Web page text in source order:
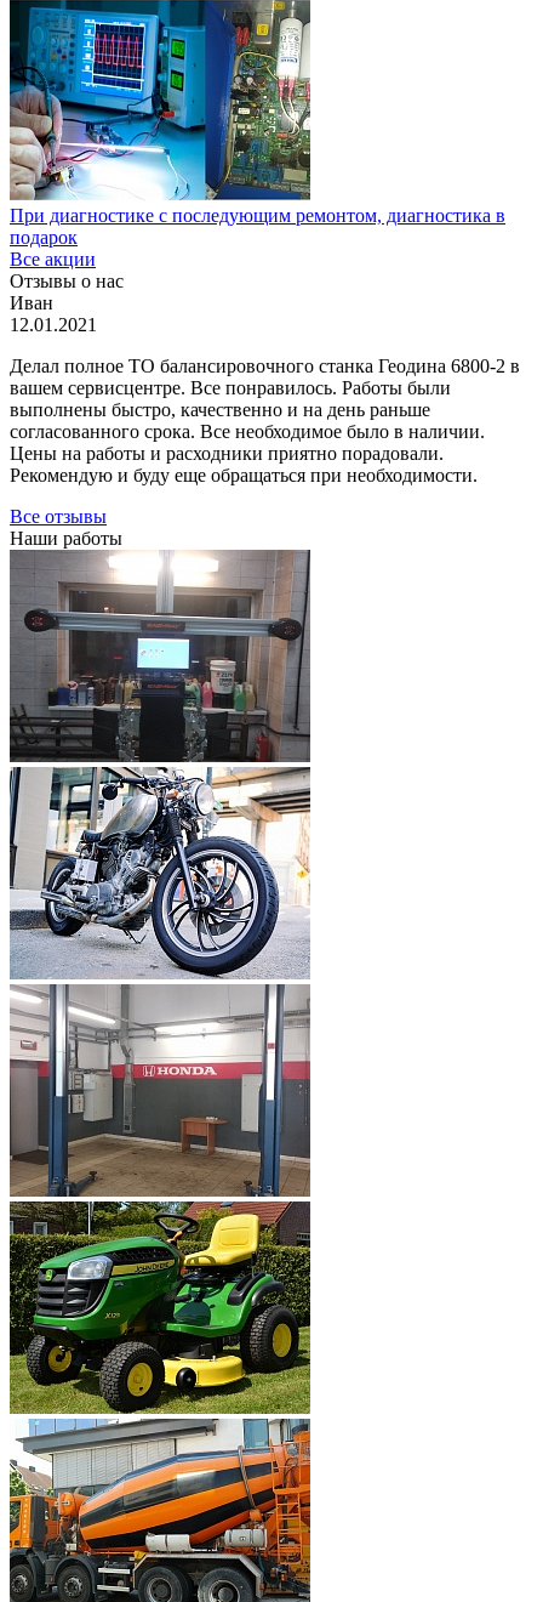
При диагностике с последующим ремонтом, диагностика в
подарок
Все акции
Отзывы о нас
Иван
12.01.2021
Делал полное ТО балансировочного станка Геодина 6800-2 в
вашем сервисцентре. Все понравилось. Работы были
выполнены быстро, качественно и на день раньше
согласованного срока. Все необходимое было в наличии.
Цены на работы и расходники приятно порадовали.
Рекомендую и буду еще обращаться при необходимости.
Все отзывы
Наши работы